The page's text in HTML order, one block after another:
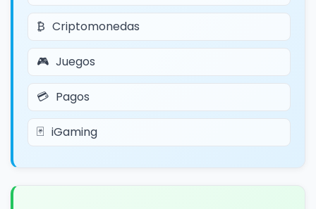
Criptomonedas
Juegos
Pagos
iGaming